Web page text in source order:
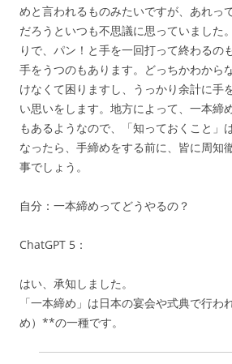
めと言われるものみたいですが、あれっ
だろうといつも不思議に思っていました
りで、パン！と手を一回打って終わるの
手をうつのもあります。どっちかわから
けなくて困りますし、うっかり余計に手
い思いをします。地方によって、一本締
もあるようなので、「知っておくこと」
なったら、手締めをする前に、皆に周知
事でしょう。
自分：一本締めってどうやるの？
ChatGPT 5：
はい、承知しました。
「一本締め」は日本の宴会や式典で行
め）**の一種です。